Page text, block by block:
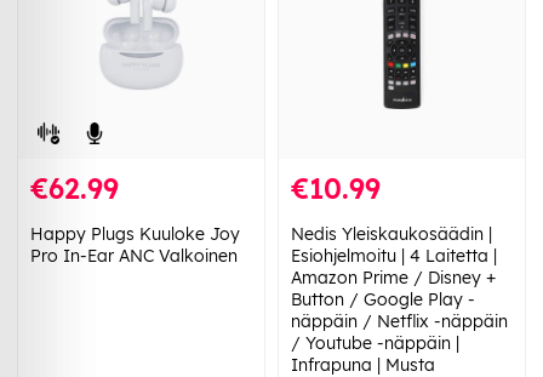
€62.99
Happy Plugs Kuuloke Joy
Pro In-Ear ANC Valkoinen
€10.99
Nedis Yleiskaukosäädin |
Esiohjelmoitu | 4 Laitetta |
Amazon Prime / Disney +
Button / Google Play -
näppäin / Netflix -näppäin
/ Youtube -näppäin |
Infrapuna | Musta